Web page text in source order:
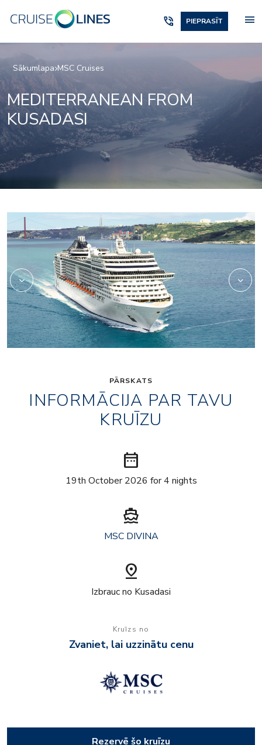
phone_in_talk PIEPRASĪT menu
Sākumlapa MSC Cruises
MEDITERRANEAN FROM
KUSADASI
casino
PĀRSKATS
INFORMĀCIJA PAR TAVU
KRUĪZU
date_range
19th October 2026 for 4 nights
directions_boat
MSC DIVINA
pin_drop
Izbrauc no Kusadasi
Kruīzs no
Zvaniet, lai uzzinātu cenu
Rezervē šo kruīzu